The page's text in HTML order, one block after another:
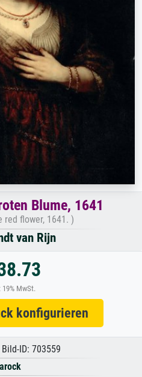
Blume, 1641
red flower, 1641. )
van Rijn
19% MwSt.
konfigurieren
ID: 703559